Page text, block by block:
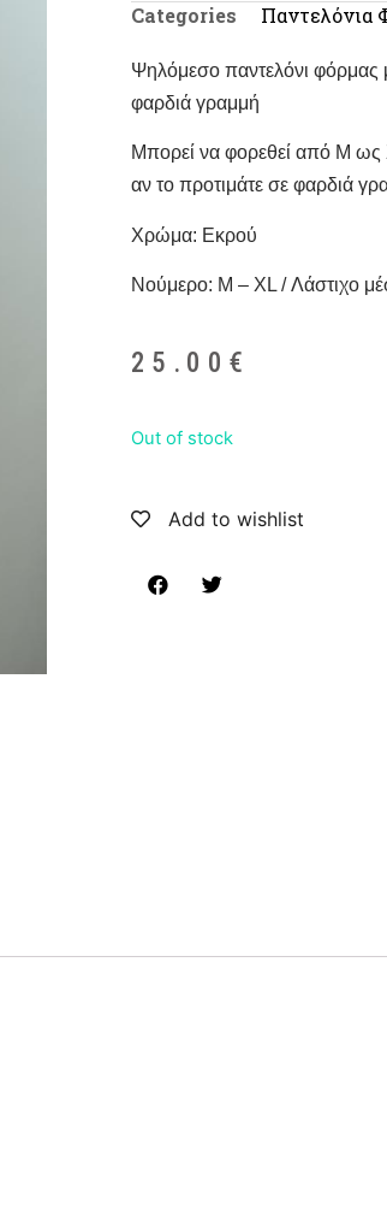
Categories
Παντελόνια
Ψηλόμεσο παντελόνι φόρμας
φαρδιά γραμμή
Μπορεί να φορεθεί από M ως
αν το προτιμάτε σε φαρδιά
Χρώμα: Εκρού
Νούμερο: M – XL / Λάστιχο
25.00 €
Out of stock
Add to wishlist